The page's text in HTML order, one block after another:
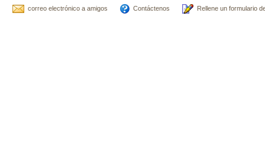
correo electrónico a amigos Contáctenos Rellene un formulario